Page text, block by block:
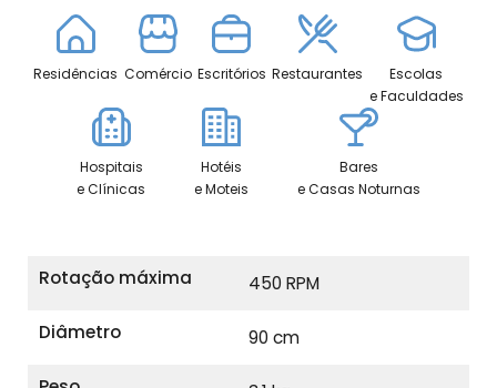
Residências Comércio Escritórios Restaurantes
Escolas
e Faculdades
Hospitais
e Clínicas
Hotéis
e Moteis
Bares
e Casas Noturnas
Rotação máxima 450 RPM
Diâmetro 90 cm